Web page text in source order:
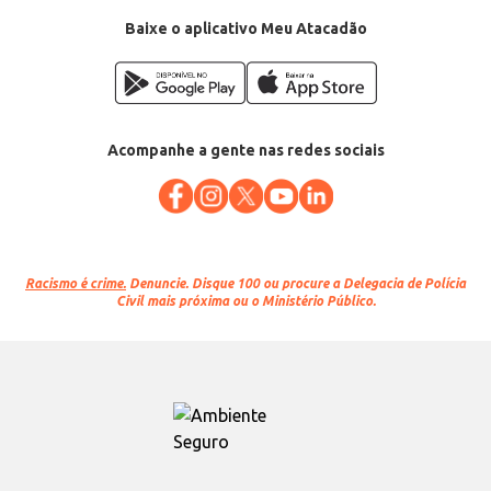
Baixe o aplicativo Meu Atacadão
Acompanhe a gente nas redes sociais
Racismo é crime. Denuncie. Disque 100 ou procure a Delegacia de Polícia
Civil mais próxima ou o Ministério Público.